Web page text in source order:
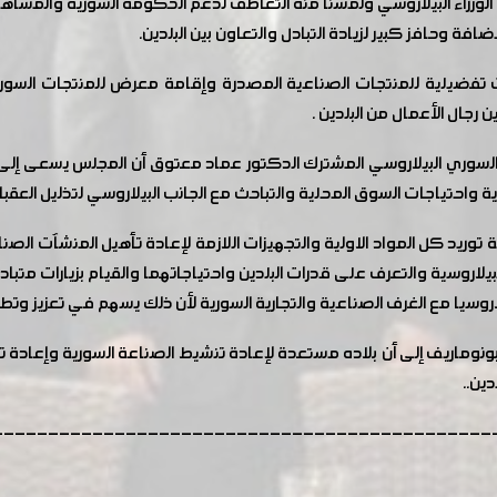
وحافز كبير لزيادة التبادل والتعاون بين البلدين.
للمنتجات الصناعية المصدرة وإقامة معرض للمنتجات
الأعمال من البلدين .
البيلاروسي المشترك الدكتور عماد معتوق أن المجلس يسعى
السوق المحلية والتباحث مع الجانب البيلاروسي لتذليل
كل المواد الاولية والتجهيزات اللازمة لإعادة تأهيل المنشآت
والتعرف على قدرات البلدين واحتياجاتهما والقيام بزيارات
مع الغرف الصناعية والتجارية السورية لأن ذلك يسهم في تعزيز
إلى أن بلاده مستعدة لإعادة تنشيط الصناعة السورية